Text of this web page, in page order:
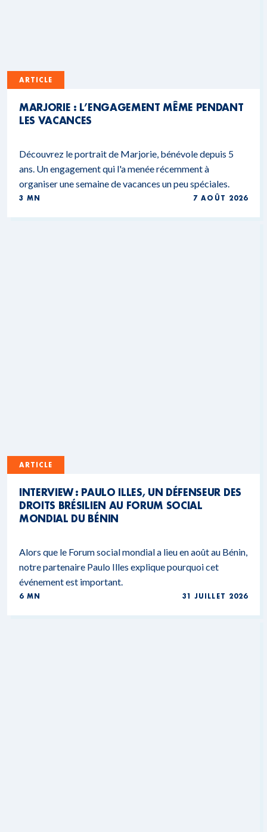
ARTICLE
MARJORIE : L’ENGAGEMENT MÊME PENDANT
LES VACANCES
Découvrez le portrait de Marjorie, bénévole depuis 5
ans. Un engagement qui l'a menée récemment à
organiser une semaine de vacances un peu spéciales.
3 MN 7 AOÛT 2026
ARTICLE
INTERVIEW : PAULO ILLES, UN DÉFENSEUR DES
DROITS BRÉSILIEN AU FORUM SOCIAL
MONDIAL DU BÉNIN
Alors que le Forum social mondial a lieu en août au Bénin,
notre partenaire Paulo Illes explique pourquoi cet
événement est important.
6 MN 31 JUILLET 2026